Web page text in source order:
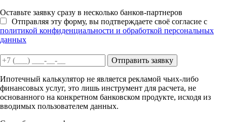
Оставьте заявку сразу в несколько банков-партнеров
Отправляя эту форму, вы подтверждаете своё согласие с
политикой конфиденциальности и обработкой персональных
данных
Отправить заявку
Ипотечный калькулятор не является рекламой чьих-либо
финансовых услуг, это лишь инструмент для расчета, не
основанного на конкретном банковском продукте, исходя из
вводимых пользователем данных.